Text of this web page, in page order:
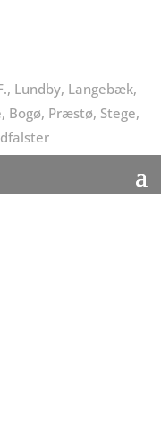
Lundby, Langebæk,
Bogø, Præstø, Stege,